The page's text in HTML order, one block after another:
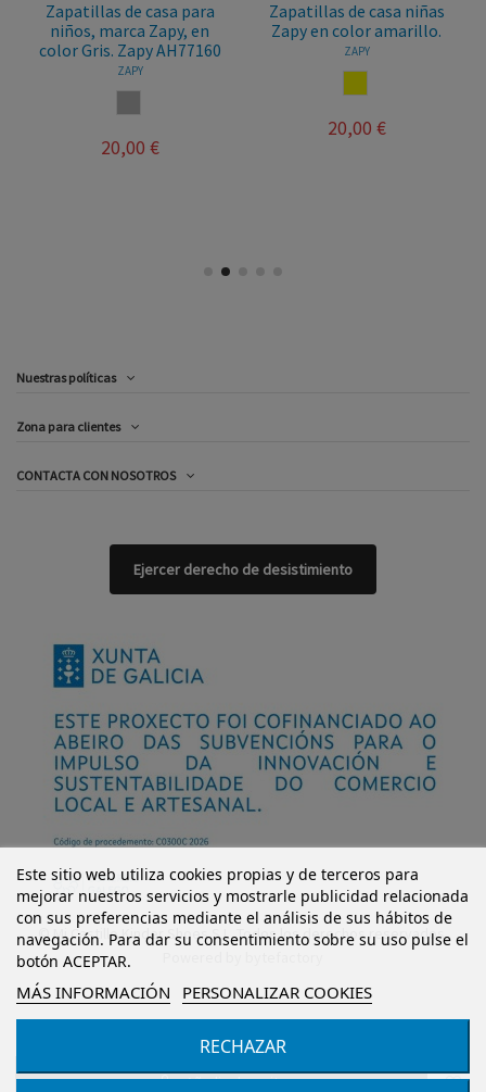
Añadir al carrito
Zapatillas de casa para
niños, marca Zapy, en
color Gris. Zapy AH77160
ZAPY
20,00 €
Zapatillas de casa niñas
Zapy en color amarillo.
ZAPY
20,00 €
Nuestras políticas
Zona para clientes
CONTACTA CON NOSOTROS
Este sitio web utiliza cookies propias y de terceros para
mejorar nuestros servicios y mostrarle publicidad relacionada
con sus preferencias mediante el análisis de sus hábitos de
navegación. Para dar su consentimiento sobre su uso pulse el
botón ACEPTAR.
MÁS INFORMACIÓN PERSONALIZAR COOKIES
RECHAZAR
Ejercer derecho de desistimiento
© Mi Castillo Kinder Shoes S.L. Todos los derechos reservados.